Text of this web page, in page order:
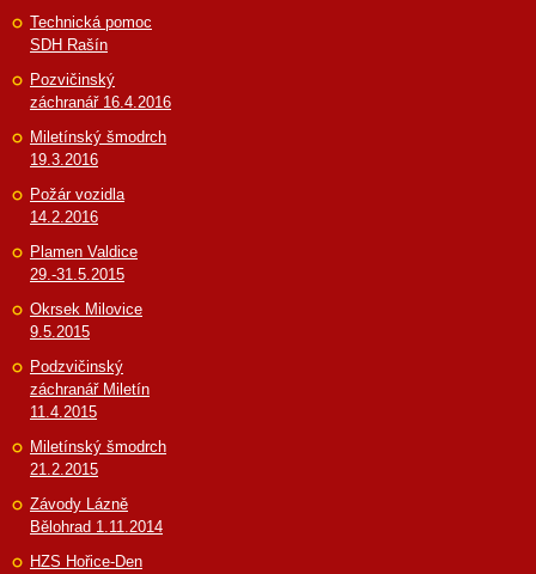
Technická pomoc
SDH Rašín
Pozvičinský
záchranář 16.4.2016
Miletínský šmodrch
19.3.2016
Požár vozidla
14.2.2016
Plamen Valdice
29.-31.5.2015
Okrsek Milovice
9.5.2015
Podzvičinský
záchranář Miletín
11.4.2015
Miletínský šmodrch
21.2.2015
Závody Lázně
Bělohrad 1.11.2014
HZS Hořice-Den